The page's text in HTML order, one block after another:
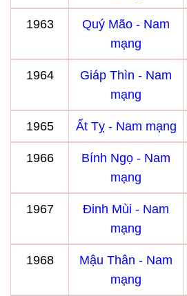
1963
Quý Mão - Nam
mạng
1964
Giáp Thìn - Nam
mạng
1965 Ất Tỵ - Nam mạng
1966
Bính Ngọ - Nam
mạng
1967
Đinh Mùi - Nam
mạng
1968
Mậu Thân - Nam
mạng